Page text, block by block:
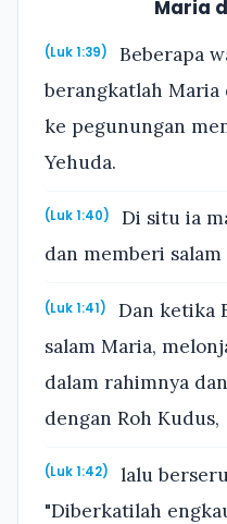
Maria
(Luk 1:39)
Beberapa
berangkatlah Maria
ke pegunungan
Yehuda.
(Luk 1:40)
Di situ ia
dan memberi
(Luk 1:41)
Dan ketika
salam Maria,
dalam rahimnya
dengan Roh Kudus,
(Luk 1:42)
lalu
"Diberkatilah